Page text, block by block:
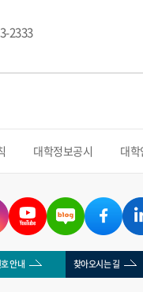
2333
대학정보공시 대
안내 찾아오시는 길